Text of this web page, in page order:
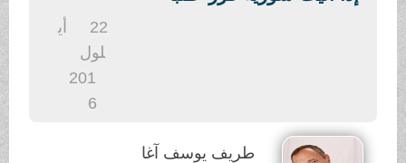
لول
201
طريف يوسف آغا